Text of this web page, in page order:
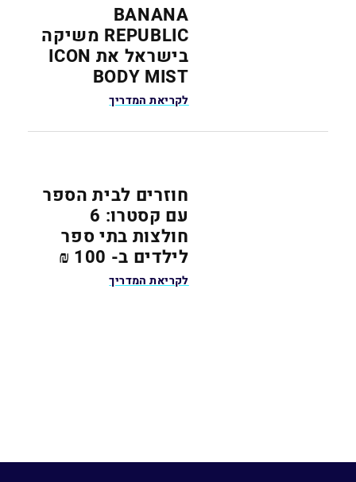
BANANA
REPUBLIC משיקה
בישראל את ICON
BODY MIST
לקריאת המדריך
חוזרים לבית הספר
עם קסטרו: 6
חולצות בתי ספר
לילדים ב- 100 ₪
לקריאת המדריך